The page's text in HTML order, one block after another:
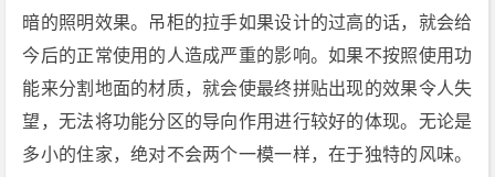
暗的照明效果。吊柜的拉手如果设计的过高的话，就会给
今后的正常使用的人造成严重的影响。如果不按照使用功
能来分割地面的材质，就会使最终拼贴出现的效果令人失
望，无法将功能分区的导向作用进行较好的体现。无论是
多小的住家，绝对不会两个一模一样，在于独特的风味。